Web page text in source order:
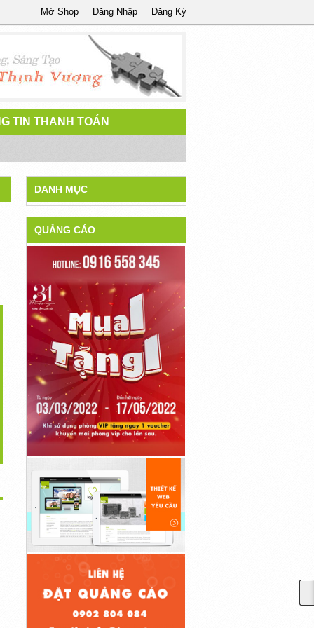
Đăng Ký
Đăng Nhập
Mở Shop
TIN THANH TOÁN
Liệu Lọc Nước
1,000đ
Cột Lọc Nước Inox
10,000đ
DANH MỤC
QUẢNG CÁO